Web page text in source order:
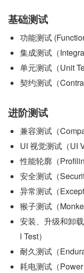
基础测试
功能测试
集成测试（
单元测试（Unit
契约测试（
进阶测试
兼容测试（
UI 视觉测试（UI
性能轮廓（
安全测试（
异常测试（
猴子测试（
安装、升级和卸
l Test）
耐久测试（
耗电测试（Power